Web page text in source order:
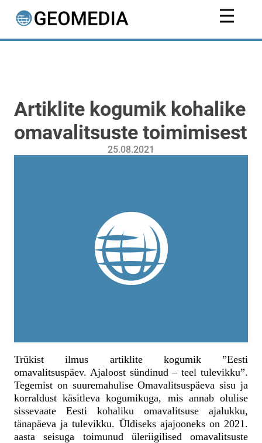
Artiklite kogumik kohalike
omavalitsuste toimimisest
25.08.2021
Trükist ilmus artiklite kogumik ”Eesti
omavalitsuspäev. Ajaloost sündinud – teel tulevikku”.
Tegemist on suuremahulise Omavalitsuspäeva sisu ja
korraldust käsitleva kogumikuga, mis annab olulise
sissevaate Eesti kohaliku omavalitsuse ajalukku,
tänapäeva ja tulevikku. Üldiseks ajajooneks on 2021.
aasta seisuga toimunud üleriigilised omavalitsuste